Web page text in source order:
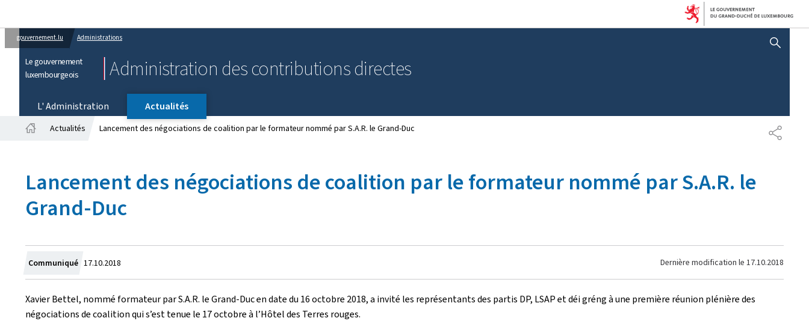
gouvernement.lu Administrations
Le gouvernement
luxembourgeois
Administration des contributions directes
AFFICHER / MASQUER
L' Administration
Actualités
Actualités Lancement des négociations de coalition par le formateur nommé par S.A.R. le Grand-Duc
Lancement des négociations de coalition par le formateur nommé par S.A.R. le
Grand-Duc
Communiqué Crée
le
17.10.2018 Dernière modification le 17.10.2018
Xavier Bettel, nommé formateur par S.A.R. le Grand-Duc en date du 16 octobre 2018, a invité les représentants des partis DP, LSAP et déi gréng à une première réunion plénière des
négociations de coalition qui s’est tenue le 17 octobre à l’Hôtel des Terres rouges.